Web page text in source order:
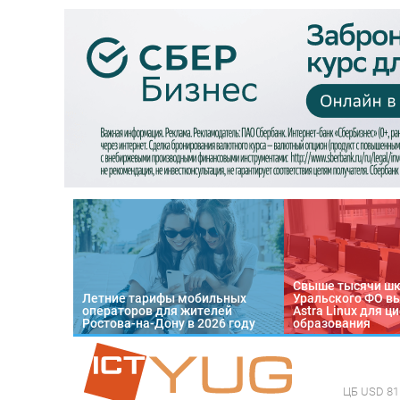
Летние тарифы мобильных
операторов для жителей
Ростова-на-Дону в 2026 году
Свыше тысячи
Уральского ФО
Astra Linux для
образования
ЦБ USD